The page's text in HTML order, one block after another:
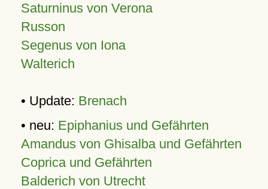
Saturninus von Verona
Russon
Segenus von Iona
Walterich
• Update: Brenach
• neu: Epiphanius und Gefährten
Amandus von Ghisalba und Gefährten
Coprica und Gefährten
Balderich von Utrecht